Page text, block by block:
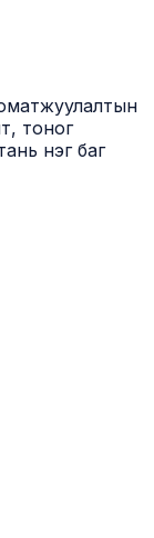
тоног
нэг баг